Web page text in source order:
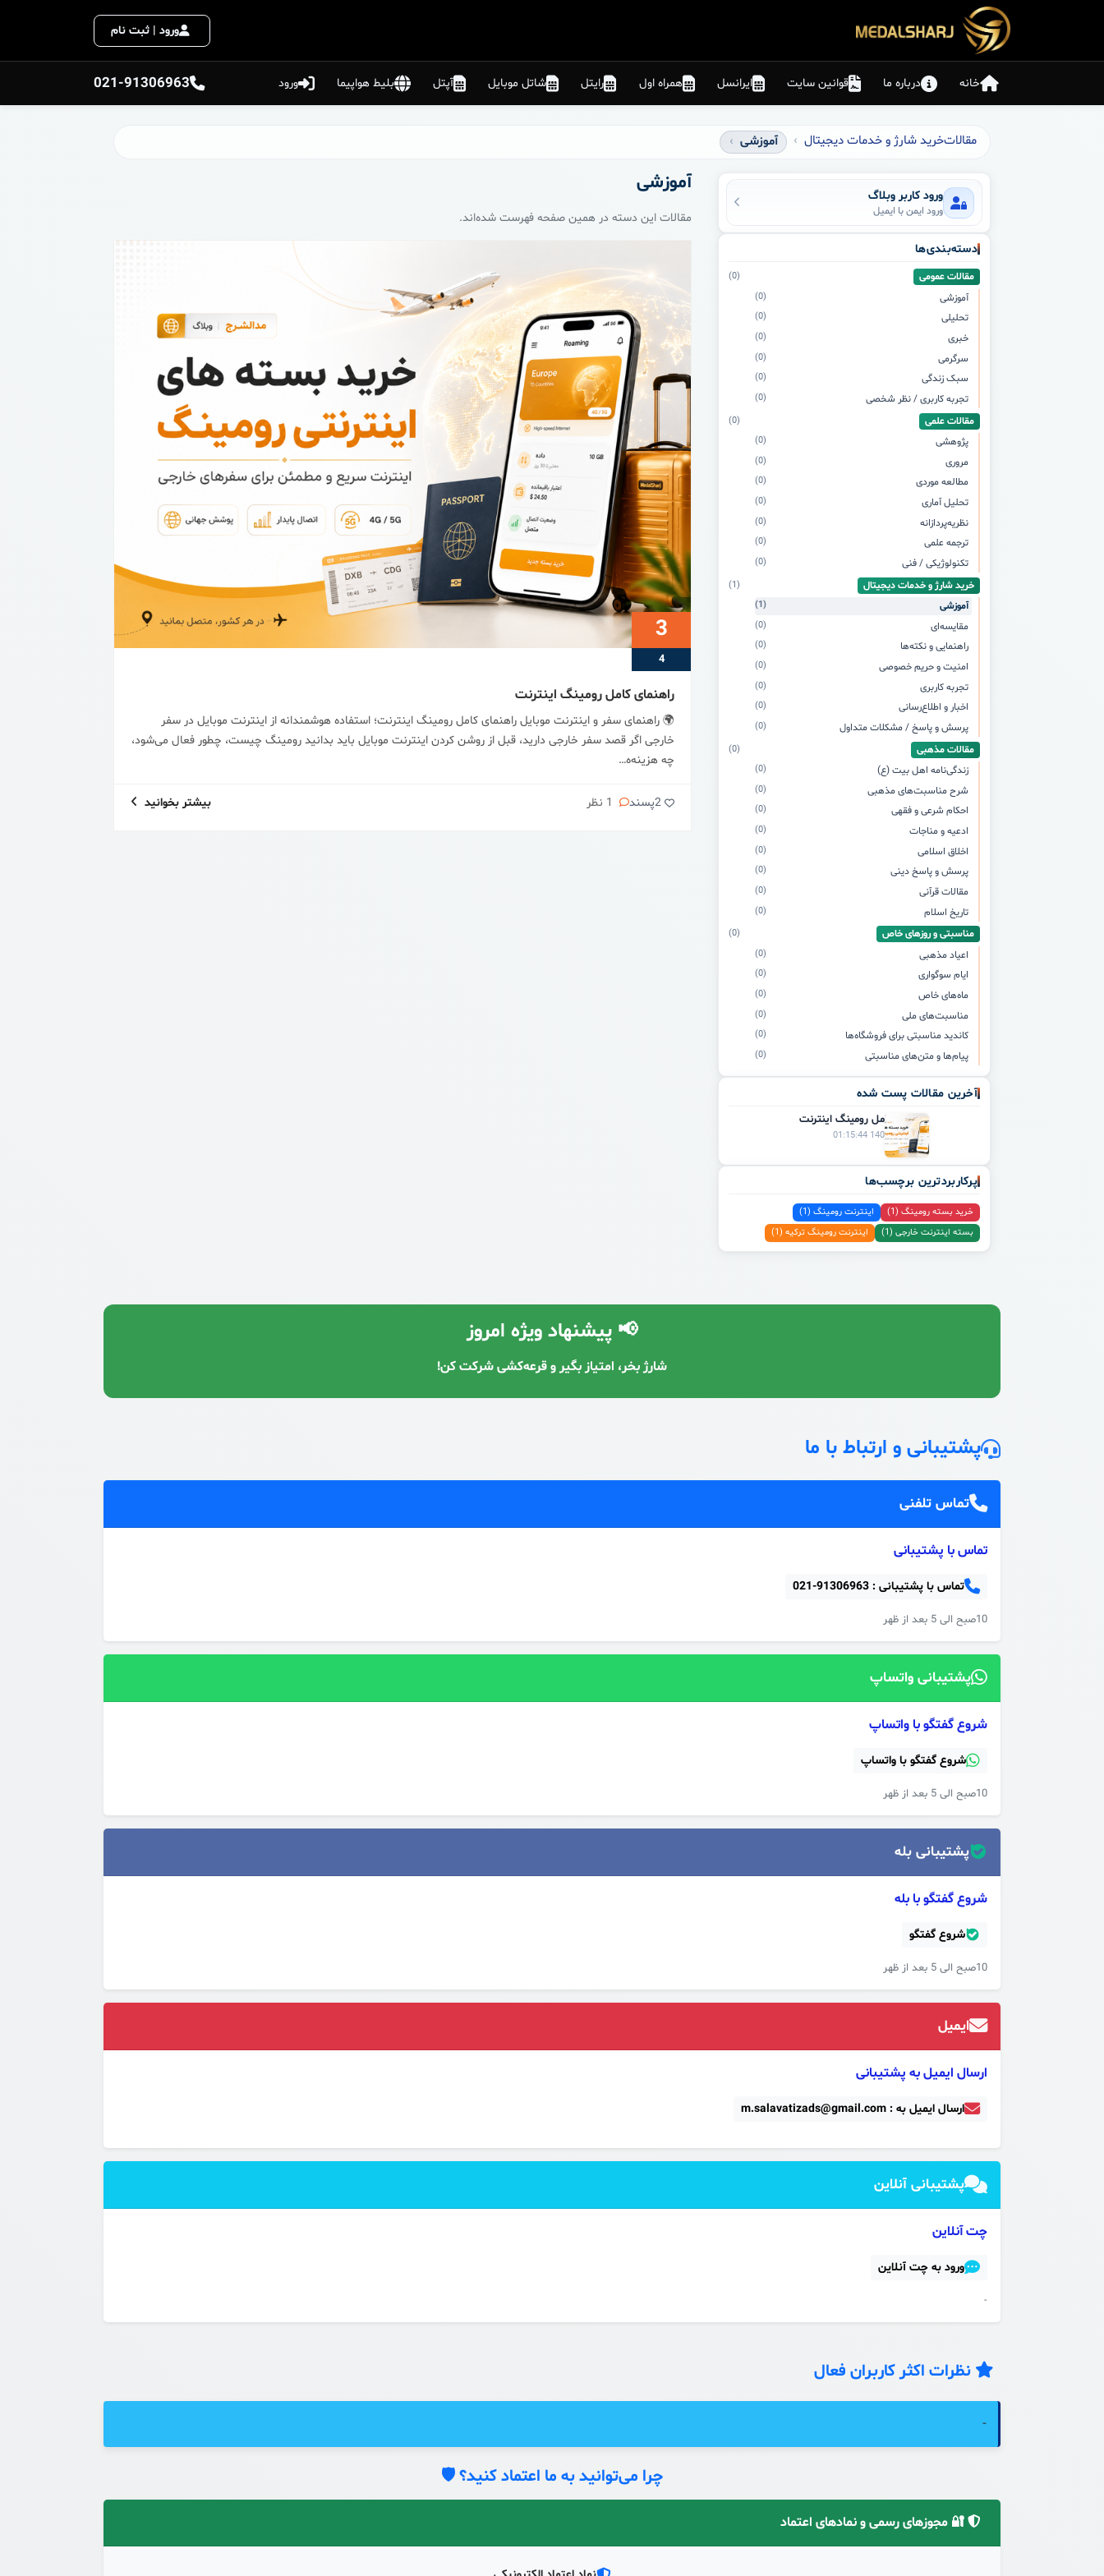
ورود | ثبت نام
خانه درباره ما قوانین سایت ایرانسل همراه اول رایتل شاتل موبایل آپتل بلیط هواپیما ورود 021-91306963
مقالاتخرید شارژ و خدمات دیجیتال آموزشی
ورود کاربر وبلاگ
ورود ایمن با ایمیل
دسته‌بندی‌ها
مقالات عمومی (0)
آموزشی (0)
تحلیلی (0)
خبری (0)
سرگرمی (0)
سبک زندگی (0)
تجربه کاربری / نظر شخصی (0)
مقالات علمی (0)
پژوهشی (0)
مروری (0)
مطالعه موردی (0)
تحلیل آماری (0)
نظریه‌پردازانه (0)
ترجمه علمی (0)
تکنولوژیکی / فنی (0)
خرید شارژ و خدمات دیجیتال (1)
آموزشی (1)
مقایسه‌ای (0)
راهنمایی و نکته‌ها (0)
امنیت و حریم خصوصی (0)
تجربه کاربری (0)
اخبار و اطلاع‌رسانی (0)
پرسش و پاسخ / مشکلات متداول (0)
مقالات مذهبی (0)
زندگی‌نامه اهل بیت (ع) (0)
شرح مناسبت‌های مذهبی (0)
احکام شرعی و فقهی (0)
ادعیه و مناجات (0)
اخلاق اسلامی (0)
پرسش و پاسخ دینی (0)
مقالات قرآنی (0)
تاریخ اسلام (0)
مناسبتی و روزهای خاص (0)
اعیاد مذهبی (0)
ایام سوگواری (0)
ماه‌های خاص (0)
مناسبت‌های ملی (0)
کاندید مناسبتی برای فروشگاه‌ها (0)
پیام‌ها و متن‌های مناسبتی (0)
آخرین مقالات پست شده
راهنمای کامل رومینگ اینترنت
1405/04/03 01:15:44
پرکاربردترین برچسب‌ها
خرید بسته رومینگ (1)
اینترنت رومینگ (1)
بسته اینترنت خارجی (1)
اینترنت رومینگ ترکیه (1)
آموزشی
مقالات این دسته در همین صفحه فهرست شده‌اند.
3
4
راهنمای کامل رومینگ اینترنت
🌍 راهنمای سفر و اینترنت موبایل راهنمای کامل رومینگ اینترنت؛ استفاده هوشمندانه از اینترنت موبایل در سفر
خارجی اگر قصد سفر خارجی دارید، قبل از روشن کردن اینترنت موبایل باید بدانید رومینگ چیست، چطور فعال می‌شود،
چه هزینه‌ه…
2پسند بیشتر بخوانید
📢 پیشنهاد ویژه امروز
شارژ بخر، امتیاز بگیر و قرعه‌کشی شرکت کن!
پشتیبانی و ارتباط با ما
تماس تلفنی
تماس با پشتیبانی
تماس با پشتیبانی : 021-91306963
10صبح الی 5 بعد از ظهر
پشتیبانی واتساپ
شروع گفتگو با واتساپ
شروع گفتگو با واتساپ
10صبح الی 5 بعد از ظهر
پشتیبانی بله
شروع گفتگو با بله
شروع گفتگو
10صبح الی 5 بعد از ظهر
ایمیل
ارسال ایمیل به پشتیبانی
ارسال ایمیل به : m.salavatizads@gmail.com
پشتیبانی آنلاین
چت آنلاین
ورود به چت آنلاین
-
نظرات اکثر کاربران فعال
-
چرا می‌توانید به ما اعتماد کنید؟ 🛡️
🔐 مجوزهای رسمی و نمادهای اعتماد